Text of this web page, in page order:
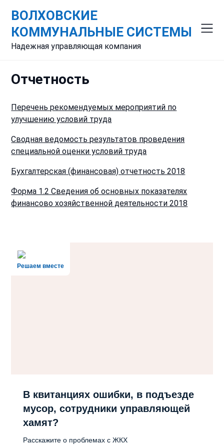
content
ВОЛХОВСКИЕ
КОММУНАЛЬНЫЕ СИСТЕМЫ
Надежная управляющая компания
Отчетность
Перечень рекомендуемых мероприятий по
улучшению условий труда
Сводная ведомость результатов проведения
специальной оценки условий труда
Бухгалтерская (финансовая) отчетность 2018
Форма 1.2 Сведения об основных показателях
финансово хозяйственной деятельности 2018
Решаем вместе
В квитанциях ошибки, в подъезде
мусор, сотрудники управляющей
хамят?
Расскажите о проблемах с ЖКХ